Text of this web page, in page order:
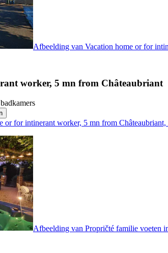
Afbeelding van Vacation home or for
worker, 5 mn from Châteaubriant
or for intinerant worker, 5 mn from
Afbeelding van Propričté familie voeten